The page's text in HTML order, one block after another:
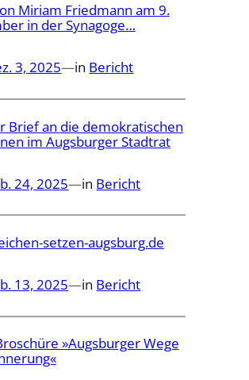
Miriam Friedmann am 9.
in der Synagoge…
3, 2025—in Bericht
Brief an die demokratischen
im Augsburger Stadtrat
24, 2025—in Bericht
setzen-augsburg.de
13, 2025—in Bericht
»Augsburger Wege